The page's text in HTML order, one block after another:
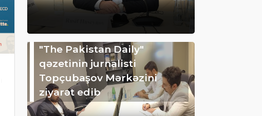
"The Pakistan Daily"
qəzetinin jurnalisti
Topçubaşov Mərkəzini
ziyarət edib